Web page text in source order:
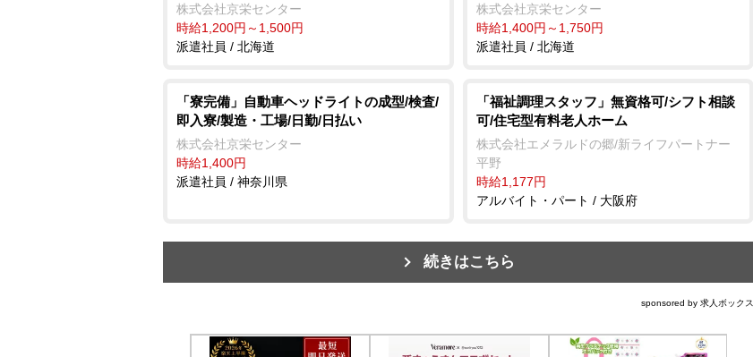
株式会社京栄センター
時給1,200円～1,500円
派遣社員 / 北海道
株式会社京栄センター
時給1,400円～1,750円
派遣社員 / 北海道
「寮完備」自動車ヘッドライトの成型/検査/
即入寮/製造・工場/日勤/日払い
株式会社京栄センター
時給1,400円
派遣社員 / 神奈川県
「福祉調理スタッフ」無資格可/シフト相談
可/住宅型有料老人ホーム
株式会社エメラルドの郷/新ライフパートナー
平野
時給1,177円
アルバイト・パート / 大阪府
続きはこちら
sponsored by 求人ボックス